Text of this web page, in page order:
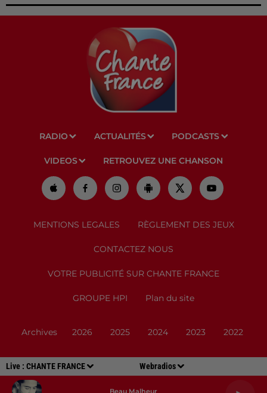
Live : CHANTE FRANCE Webradios
Beau Malheur
RADIO ACTUALITÉS PODCASTS
VIDEOS RETROUVEZ UNE CHANSON
MENTIONS LEGALES RÈGLEMENT DES JEUX
CONTACTEZ NOUS
VOTRE PUBLICITÉ SUR CHANTE FRANCE
GROUPE HPI Plan du site
Archives 2026 2025 2024 2023 2022